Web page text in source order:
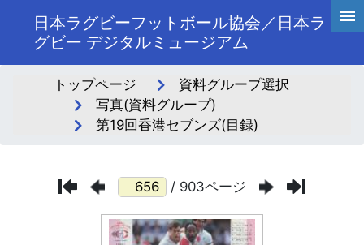
日本ラグビーフットボール協会／日本ラ
グビー デジタルミュージアム
トップページ
資料グループ選択
写真(資料グループ)
第19回香港セブンズ(目録)
/ 903ページ